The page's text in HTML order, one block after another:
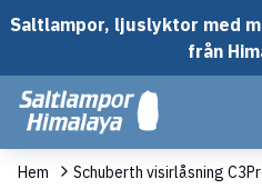
Saltlampor, ljuslyktor med
från
Hem Schuberth visirlåsning